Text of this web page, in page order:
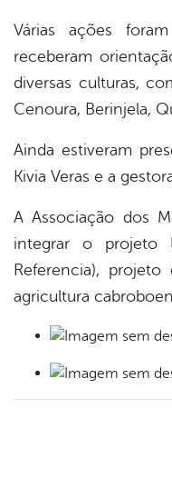
Várias ações
receberam
diversas culturas,
Cenoura, Berinjela,
Ainda estiveram
Kivia Veras e a
A Associação dos
integrar o projeto
Referencia),
agricultura